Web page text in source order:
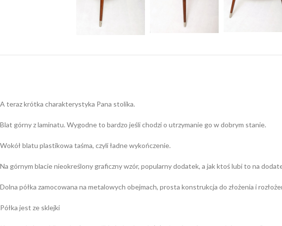
A teraz krótka charakterystyka Pana stolika.
Blat górny z laminatu. Wygodne to bardzo jeśli chodzi o utrzymanie go w dobrym stanie.
Wokół blatu plastikowa taśma, czyli ładne wykończenie.
Na górnym blacie nieokreślony graficzny wzór, popularny dodatek, a jak ktoś lubi to na
Dolna półka zamocowana na metalowych obejmach, prosta konstrukcja do złożenia i
Półka jest ze sklejki